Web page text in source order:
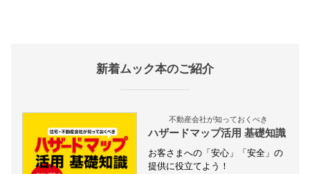
新着ムック本のご紹介
不動産会社が知っておくべき
ハザードマップ活用 基礎知識
お客さまへの「安心」「安全」の
提供に役立てよう！